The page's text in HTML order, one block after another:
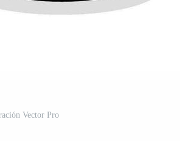
Vector Pro